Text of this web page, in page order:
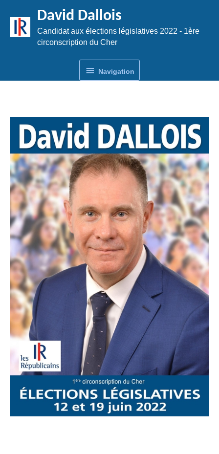
contenu
David Dallois
Candidat aux élections législatives 2022 - 1ère
circonscription du Cher
Navigation
Navigation